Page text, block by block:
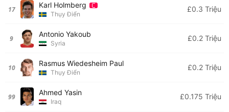
17 Karl Holmberg
Thụy Điển
£0.3 Triệu
9 Antonio Yakoub
Syria
£0.2 Triệu
10 Rasmus Wiedesheim Paul
Thụy Điển
£0.2 Triệu
99 Ahmed Yasin
Iraq
£0.175 Triệu